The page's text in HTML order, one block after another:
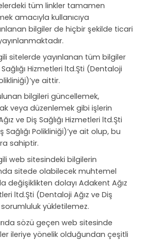
tüm linkler tamamen
amacıyla kullanıcıya
bilgiler de hiçbir şekilde ticari
sitelerde yayınlanan tüm bilgiler
Hizmetleri ltd.Şti (Dentaloji
aittir.
bilgileri güncellemek,
veya düzenlemek gibi işlerin
ve Diş Sağlığı Hizmetleri ltd.Şti
Sağlığı Polikliniği)’ye ait olup, bu
sahiptir.
web sitesindeki bilgilerin
sitede olabilecek muhtemel
değişiklikten dolayı Adakent Ağız
ltd.Şti (Dentaloji Ağız ve Diş
sorumluluk yükletilemez.
sözü geçen web sitesinde
ileriye yönelik olduğundan çeşitli